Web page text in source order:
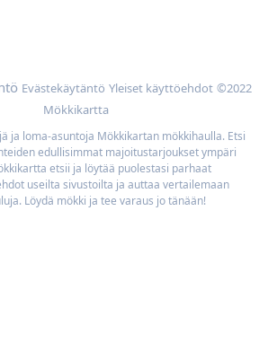
Evästekäytäntö Yleiset käyttöehdot ©2022
Mökkikartta
ja loma-asuntoja Mökkikartan mökkihaulla. Etsi
edullisimmat majoitustarjoukset ympäri
etsii ja löytää puolestasi parhaat
useilta sivustoilta ja auttaa vertailemaan
Löydä mökki ja tee varaus jo tänään!